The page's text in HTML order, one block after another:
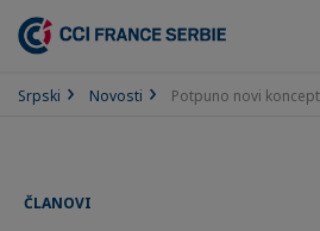
Srpski Novosti Potpuno novi
ČLANOVI